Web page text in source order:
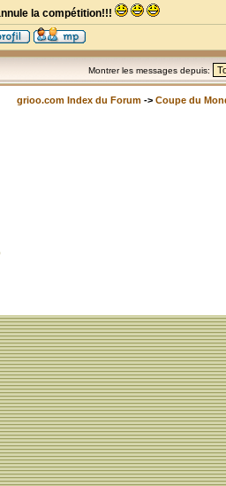
la compétition!!!
Montrer les messages depuis:
grioo.com Index du Forum -> Coupe du